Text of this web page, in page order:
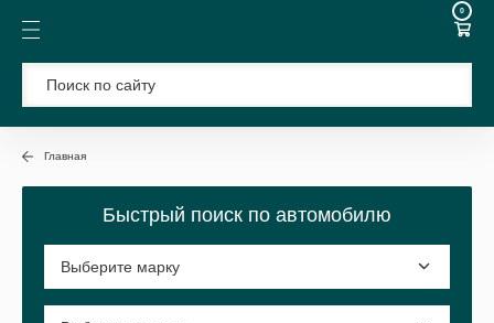
0
Главная
Быстрый поиск по автомобилю